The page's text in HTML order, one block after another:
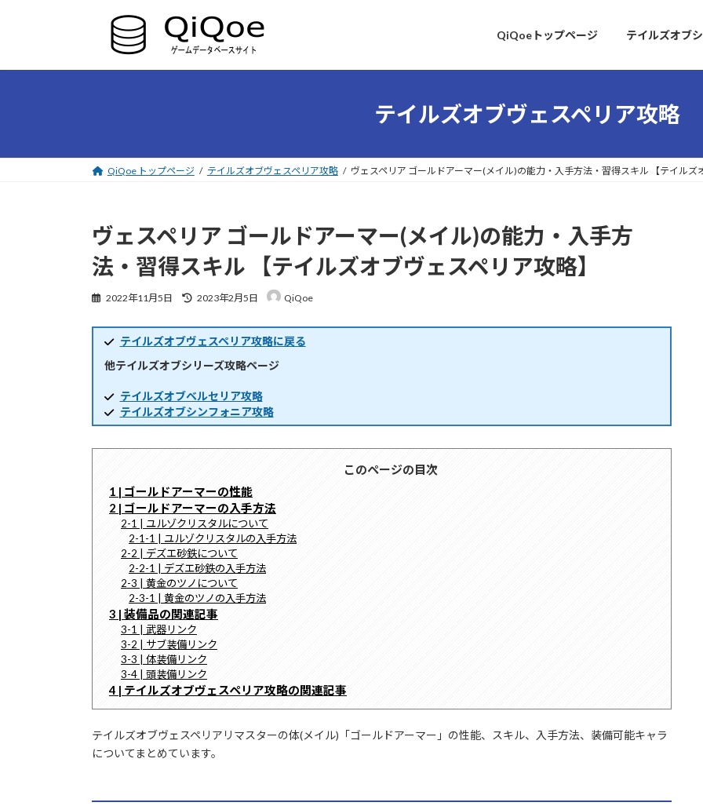
ツ
シ
QiQoeトップページ テイルズオブ
テイルズオブヴェスペリア攻略
QiQoe トップページ テイルズオブヴェスペリア攻略 ヴェスペリア ゴールドアーマー(メイル)の能力・入手方法・習得スキル 【テイルズ
ヴェスペリア ゴールドアーマー(メイル)の能力・入手方
法・習得スキル 【テイルズオブヴェスペリア攻略】
2022年11月5日
最
新
日
時
2023年2月5日 QiQoe
テイルズオブヴェスペリア攻略に戻る
他テイルズオブシリーズ攻略ページ
テイルズオブベルセリア攻略
テイルズオブシンフォニア攻略
このページの目次
1 | ゴールドアーマーの性能
2 | ゴールドアーマーの入手方法
2-1 | ユルゾクリスタルについて
2-1-1 | ユルゾクリスタルの入手方法
2-2 | デズエ砂鉄について
2-2-1 | デズエ砂鉄の入手方法
2-3 | 黄金のツノについて
2-3-1 | 黄金のツノの入手方法
3 | 装備品の関連記事
3-1 | 武器リンク
3-2 | サブ装備リンク
3-3 | 体装備リンク
3-4 | 頭装備リンク
4 | テイルズオブヴェスペリア攻略の関連記事
テイルズオブヴェスペリアリマスターの体(メイル)「ゴールドアーマー」の性能、スキル、入手方法、装備可能キャラ
についてまとめています。